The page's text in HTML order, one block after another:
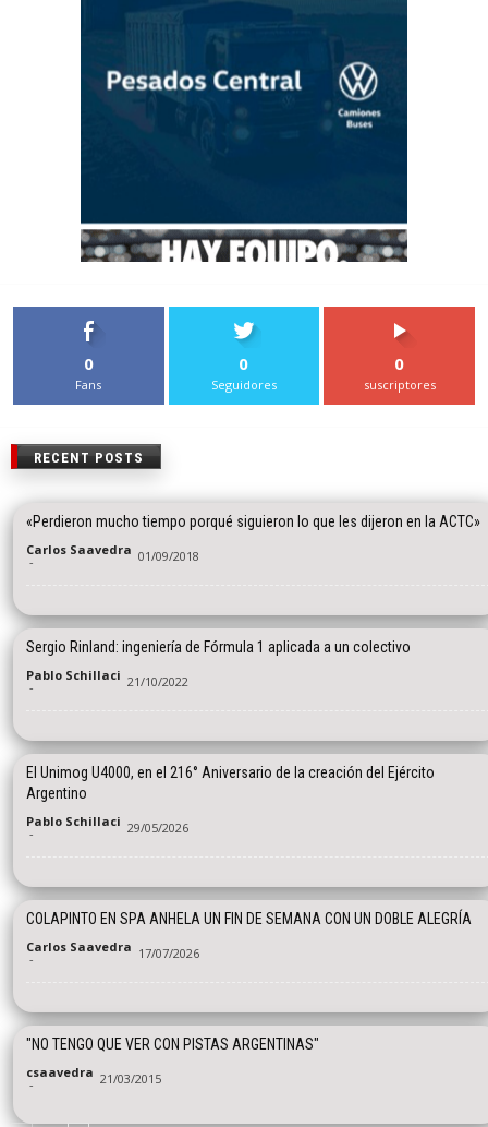
0
Fans
0
Seguidores
0
suscriptores
RECENT POSTS
«Perdieron mucho tiempo porqué siguieron lo que les dijeron en la ACTC»
Carlos Saavedra
- 01/09/2018
Sergio Rinland: ingeniería de Fórmula 1 aplicada a un colectivo
Pablo Schillaci
- 21/10/2022
El Unimog U4000, en el 216° Aniversario de la creación del Ejército
Argentino
Pablo Schillaci
- 29/05/2026
COLAPINTO EN SPA ANHELA UN FIN DE SEMANA CON UN DOBLE ALEGRÍA
Carlos Saavedra
- 17/07/2026
"NO TENGO QUE VER CON PISTAS ARGENTINAS"
csaavedra
- 21/03/2015